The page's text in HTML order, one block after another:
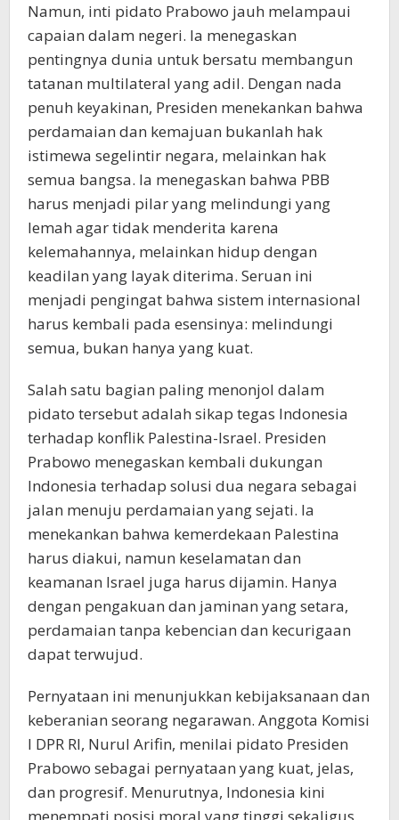
Namun, inti pidato Prabowo jauh melampaui
capaian dalam negeri. Ia menegaskan
pentingnya dunia untuk bersatu membangun
tatanan multilateral yang adil. Dengan nada
penuh keyakinan, Presiden menekankan bahwa
perdamaian dan kemajuan bukanlah hak
istimewa segelintir negara, melainkan hak
semua bangsa. Ia menegaskan bahwa PBB
harus menjadi pilar yang melindungi yang
lemah agar tidak menderita karena
kelemahannya, melainkan hidup dengan
keadilan yang layak diterima. Seruan ini
menjadi pengingat bahwa sistem internasional
harus kembali pada esensinya: melindungi
semua, bukan hanya yang kuat.
Salah satu bagian paling menonjol dalam
pidato tersebut adalah sikap tegas Indonesia
terhadap konflik Palestina-Israel. Presiden
Prabowo menegaskan kembali dukungan
Indonesia terhadap solusi dua negara sebagai
jalan menuju perdamaian yang sejati. Ia
menekankan bahwa kemerdekaan Palestina
harus diakui, namun keselamatan dan
keamanan Israel juga harus dijamin. Hanya
dengan pengakuan dan jaminan yang setara,
perdamaian tanpa kebencian dan kecurigaan
dapat terwujud.
Pernyataan ini menunjukkan kebijaksanaan dan
keberanian seorang negarawan. Anggota Komisi
I DPR RI, Nurul Arifin, menilai pidato Presiden
Prabowo sebagai pernyataan yang kuat, jelas,
dan progresif. Menurutnya, Indonesia kini
menempati posisi moral yang tinggi sekaligus